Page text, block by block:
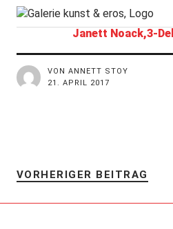
kunst&eros
Janett Noack,3-
VON ANNETT STOY
21. APRIL 2017
VORHERIGER BEITRAG